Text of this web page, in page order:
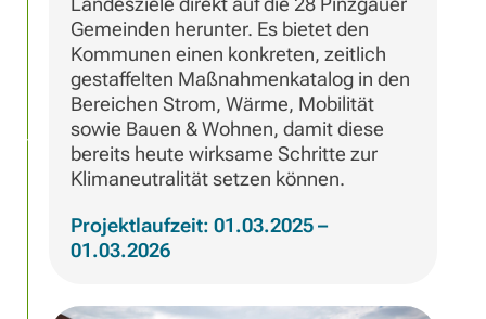
Gemeinden herunter. Es bietet den
Kommunen einen konkreten, zeitlich
gestaffelten Maßnahmenkatalog in den
Bereichen Strom, Wärme, Mobilität
sowie Bauen & Wohnen, damit diese
bereits heute wirksame Schritte zur
Klimaneutralität setzen können.
Projektlaufzeit: 01.03.2025 –
01.03.2026